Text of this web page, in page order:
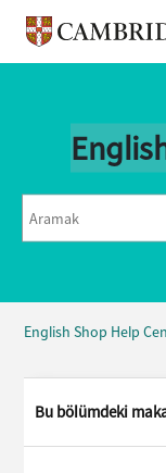
English Shop Help
Bu bölümdeki